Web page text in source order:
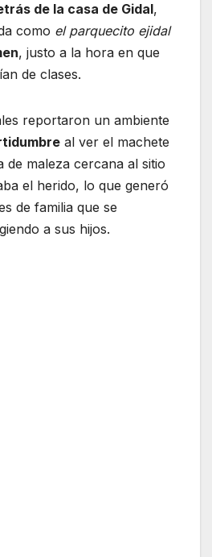
de la casa de Gidal,
como el parquecito ejidal
, justo a la hora en que
de clases.
reportaron un ambiente
al ver el machete
de maleza cercana al sitio
el herido, lo que generó
de familia que se
a sus hijos.